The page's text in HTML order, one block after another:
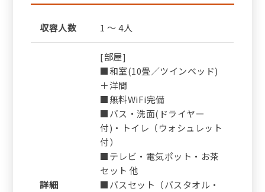
収容人数 1 ～ 4人
詳細
[部屋]
■和室(10畳／ツインベッド)
＋洋間
■無料WiFi完備
■バス・洗面(ドライヤー
付)・トイレ（ウォシュレット
付）
■テレビ・電気ポット・お茶
セット 他
■バスセット（バスタオル・